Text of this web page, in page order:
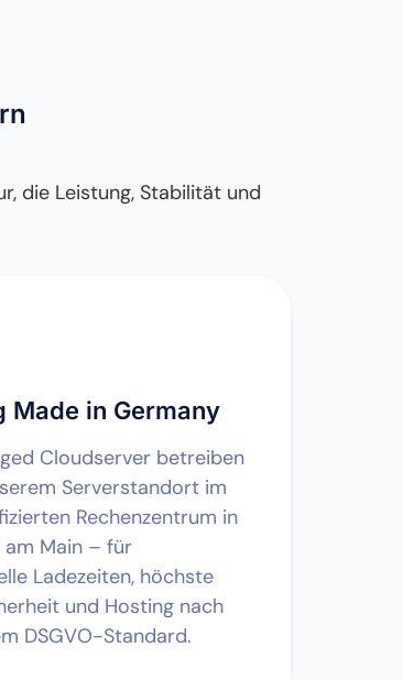
die Leistung, Stabilität und
Made in Germany
Cloudserver betreiben
Serverstandort im
Rechenzentrum in
Main – für
Ladezeiten, höchste
und Hosting nach
DSGVO-Standard.